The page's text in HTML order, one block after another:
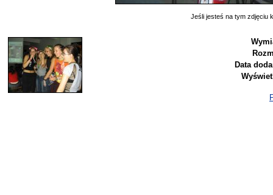
Jeśli jesteś na tym zdjęciu
Data